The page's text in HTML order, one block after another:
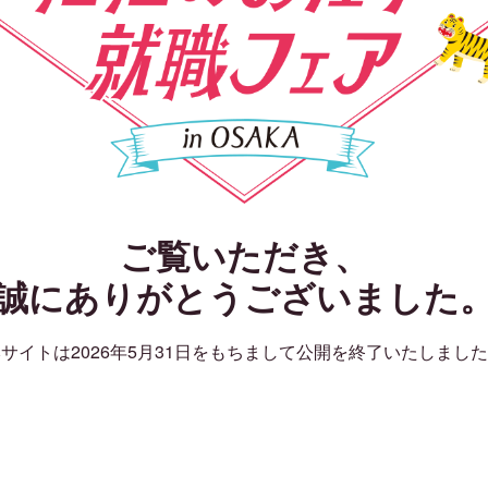
ご覧いただき、
にありがとうございました
イトは2026年5月31日をもちまして公開を終了いたしまし